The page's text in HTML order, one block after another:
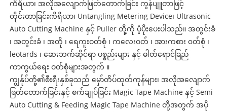
ကိရိယာ၊ အလိုအလျောက်ဖြတ်တောက်ခြင်း ကွန်ပျူတာဖြင့်
တိုင်းတာခြင်းကိရိယာ၊ Untangling Metering Device၊ Ultrasonic
Auto Cutting Machine နှင့် Puller တို့ကို ပံ့ပိုးပေးပါသည်။ အတွင်းခံ
၊ အတွင်းခံ ၊ အတို ၊ ရေကူးဝတ်စုံ ၊ ကလေးဝတ် ၊ အားကစား ၀တ်စုံ ၊
leotards ၊ ဆေးဘက်ဆိုင်ရာ ပစ္စည်းများ နှင့် ဓါတ်ရောင်ခြည်
ကာကွယ်ရေး ဝတ်စုံများအတွက် ။
ကျွန်ုပ်တို့၏စီးရီးနှစ်ခုသည် မှော်တိပ်ထုတ်ကုန်များ၊ အလိုအလျောက်
ဖြတ်တောက်ခြင်းနှင့် စက်ချုပ်ခြင်း Magic Tape Machine နှင့် Semi
Auto Cutting & Feeding Magic Tape Machine တို့အတွက် အပို